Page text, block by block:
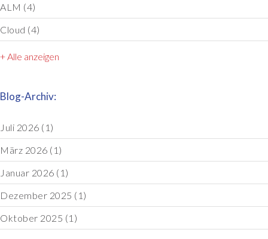
ALM (4)
Cloud (4)
+ Alle anzeigen
Blog-Archiv:
Juli 2026 (1)
März 2026 (1)
Januar 2026 (1)
Dezember 2025 (1)
Oktober 2025 (1)